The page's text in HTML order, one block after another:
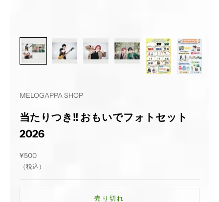
MELOGAPPA SHOP
当たりつき!! おもいでフォトセット
2026
セール価格
¥500
（税込）
売り切れ